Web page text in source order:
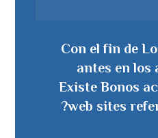
?Con el fin de
antes en los
Existe Bonos
web sites